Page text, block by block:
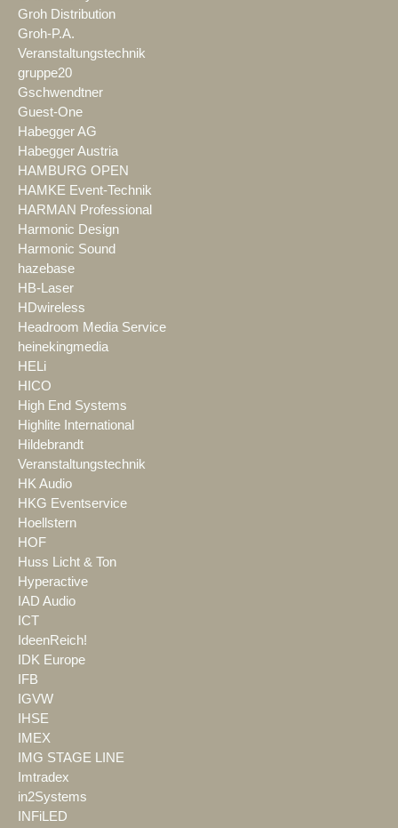
Groh Distribution
Groh-P.A.
Veranstaltungstechnik
gruppe20
Gschwendtner
Guest-One
Habegger AG
Habegger Austria
HAMBURG OPEN
HAMKE Event-Technik
HARMAN Professional
Harmonic Design
Harmonic Sound
hazebase
HB-Laser
HDwireless
Headroom Media Service
heinekingmedia
HELi
HICO
High End Systems
Highlite International
Hildebrandt
Veranstaltungstechnik
HK Audio
HKG Eventservice
Hoellstern
HOF
Huss Licht & Ton
Hyperactive
IAD Audio
ICT
IdeenReich!
IDK Europe
IFB
IGVW
IHSE
IMEX
IMG STAGE LINE
Imtradex
in2Systems
INFiLED